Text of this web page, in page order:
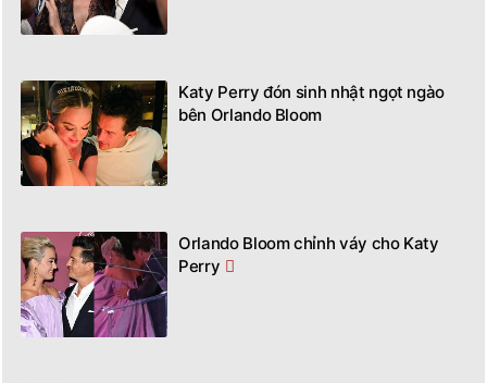
Katy Perry đón sinh nhật ngọt ngào
bên Orlando Bloom
Orlando Bloom chỉnh váy cho Katy
Perry